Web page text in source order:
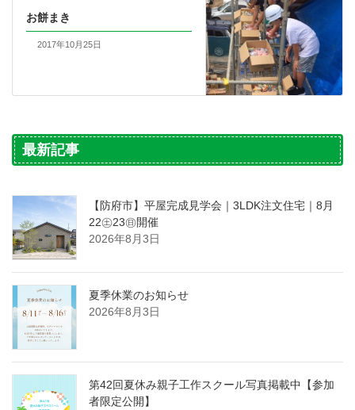
お餅まき
2017年10月25日
最新記事
【防府市】平屋完成見学会｜3LDK注文住宅｜8月
22㊏23㊐開催
2026年8月3日
夏季休業のお知らせ
2026年8月3日
第42回夏休み親子工作スクール写真掲載中【参加
者限定公開】